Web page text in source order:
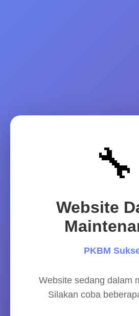
🔧
Website
PKBM
Website sedang dalam
Silakan coba